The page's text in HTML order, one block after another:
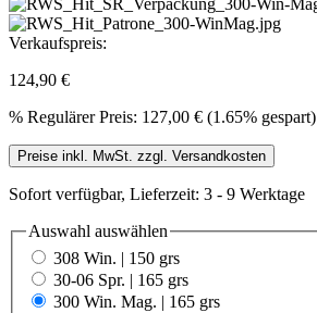
Verkaufspreis:
124,90 €
% Regulärer Preis: 127,00 € (1.65% gespart)
Preise inkl. MwSt. zzgl. Versandkosten
Sofort verfügbar, Lieferzeit: 3 - 9 Werktage
Auswahl auswählen
308 Win. | 150 grs
30-06 Spr. | 165 grs
300 Win. Mag. | 165 grs